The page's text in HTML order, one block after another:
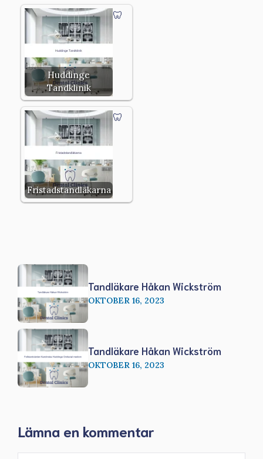
Huddinge
Tandklinik
Fristadstandläkarna
Tandläkare Håkan Wickström
OKTOBER 16, 2023
Tandläkare Håkan Wickström
OKTOBER 16, 2023
Lämna en kommentar